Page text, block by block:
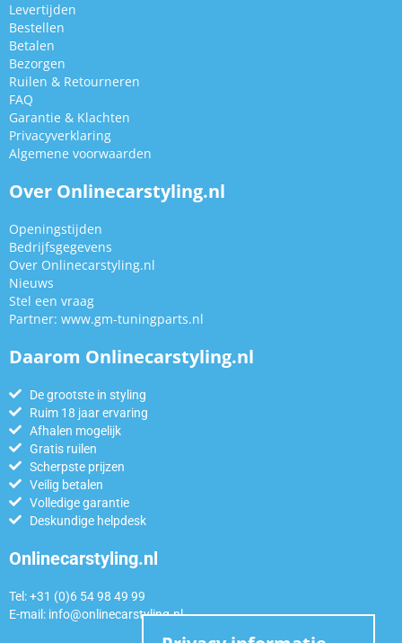
Levertijden
Bestellen
Betalen
Bezorgen
Ruilen & Retourneren
FAQ
Garantie & Klachten
Privacyverklaring
Algemene voorwaarden
Over Onlinecarstyling.nl
Openingstijden
Bedrijfsgegevens
Over Onlinecarstyling.nl
Nieuws
Stel een vraag
Partner: www.gm-tuningparts.nl
Daarom Onlinecarstyling.nl
De grootste in styling
Ruim 18 jaar ervaring
Afhalen mogelijk
Gratis ruilen
Scherpste prijzen
Veilig betalen
Volledige garantie
Deskundige helpdesk
Onlinecarstyling.nl
Tel: +31 (0)6 54 98 49 99
E-mail: info@onlinecarstyling.nl